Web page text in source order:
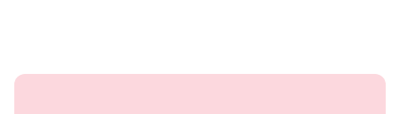
getestet und verglichen – damit Du